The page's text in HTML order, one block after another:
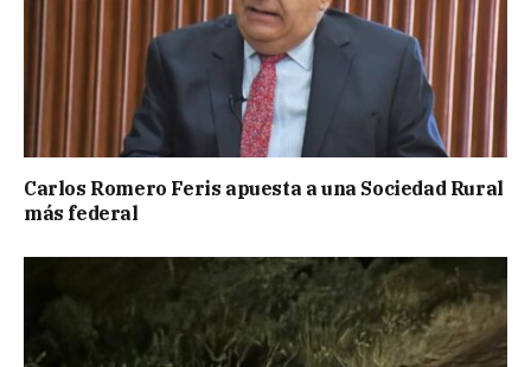
Carlos Romero Feris apuesta a una Sociedad Rural
más federal